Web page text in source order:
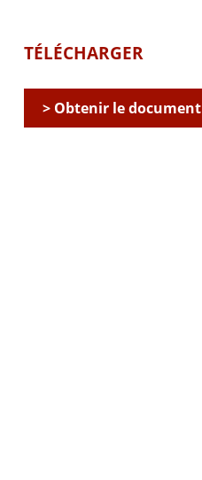
TÉLÉCHARGER
> Obtenir le document